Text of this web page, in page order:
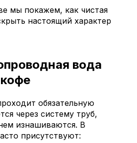
мы покажем, как чистая
настоящий характер
вода
обязательную
через систему труб,
изнашиваются. В
присутствуют: